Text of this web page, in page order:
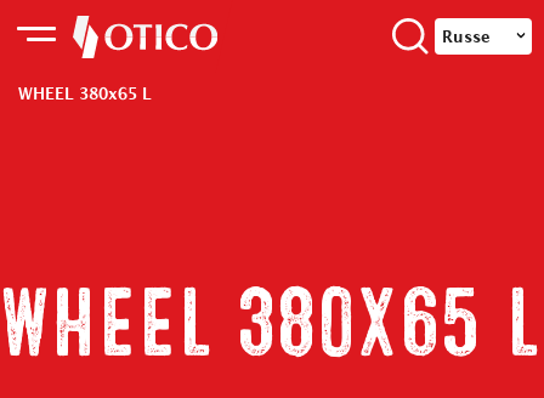
Russe
WHEEL 380x65 L
WHEEL 380x65 L